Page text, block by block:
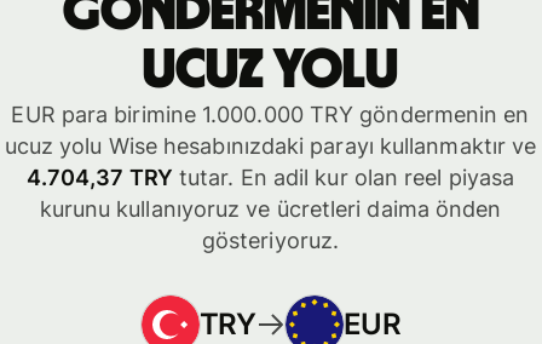
göndermenin en
ucuz yolu
EUR para birimine 1.000.000 TRY göndermenin en
ucuz yolu Wise hesabınızdaki parayı kullanmaktır ve
4.704,37 TRY tutar. En adil kur olan reel piyasa
kurunu kullanıyoruz ve ücretleri daima önden
gösteriyoruz.
TRY EUR